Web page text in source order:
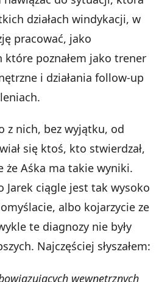
działach windykacji, w
pracować, jako
poznałem jako trener
i działania follow-up
z nich, bez wyjątku, od
się ktoś, kto stwierdzał,
że Aśka ma takie wyniki.
Jarek ciągle jest tak wysoko
albo kojarzycie ze
te diagnozy nie były
Najczęściej słyszałem:
wewnętrznych